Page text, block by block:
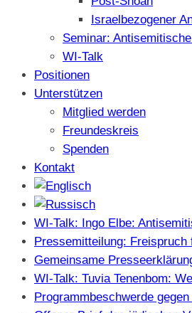
Israelbezogener
Seminar:
WI-Talk
Positionen
Unterstützen
Mitglied werden
Freundeskreis
Spenden
Kontakt
WI-Talk: Ingo Elbe:
Pressemitteilung:
Gemeinsame
WI-Talk: Tuvia Tenenbom:
Programmbeschwerde